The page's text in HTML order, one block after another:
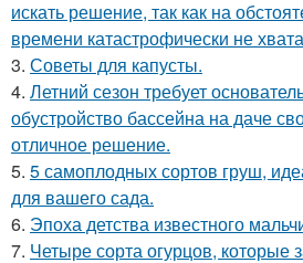
искать решение, так как на
времени катастрофически не
3. Советы для капусты.
4. Летний сезон требует
обустройство бассейна на даче
отличное решение.
5. 5 самоплодных сортов груш,
для вашего сада.
6. Эпоха детства известного
7. Четыре сорта огурцов, которые